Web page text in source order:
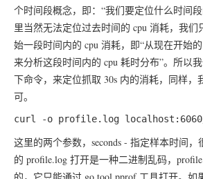
个时间段概念，即：“我们要定位什么时间
里当然无法定位过去时间的 cpu 消耗，我
始一段时间内的 cpu 消耗，即“从现在开始的
来分析这段时间内的 cpu 耗时分布”。所以
下命令，来定位抓取 30s 内的消耗，同样，
可。
这里的两个参数，seconds - 指定样本时间
的 profile.log 打开是一种二进制乱码，